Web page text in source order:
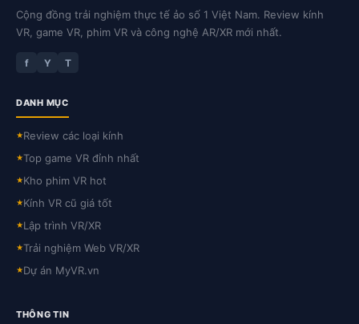
Cộng đồng trải nghiệm thực tế ảo số 1 Việt Nam. Review kính
VR, game VR, phim VR và công nghệ AR/XR mới nhất.
f Y T
DANH MỤC
★Review các loại kính
★Top game VR đỉnh nhất
★Kho phim VR hot
★Kính VR cũ giá tốt
★Lập trình VR/XR
★Trải nghiệm Web VR/XR
★Dự án MyVR.vn
THÔNG TIN